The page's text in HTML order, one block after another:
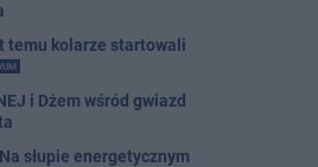
temu kolarze startowali
i Dżem wśród gwiazd
słupie energetycznym